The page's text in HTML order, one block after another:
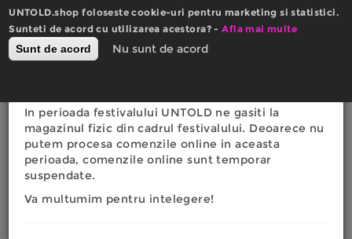
UNTOLD.shop foloseste cookie-uri pentru marketing si statistici.
Sunteti de acord cu utilizarea acestora? -Afla mai multe
Sunt de acord Nu sunt de acord
Mergi
la
conţinutul
principal
0
Română
Eşti
aici
AFISEAZA FILTRELE
BARBATI
Afisare produse 1 - 24 din 38
Actualizare website
In perioada festivalului UNTOLD ne gasiti la
magazinul fizic din cadrul festivalului. Deoarece nu
putem procesa comenzile online in aceasta
perioada, comenzile online sunt temporar
suspendate.
Va multumim pentru intelegere!